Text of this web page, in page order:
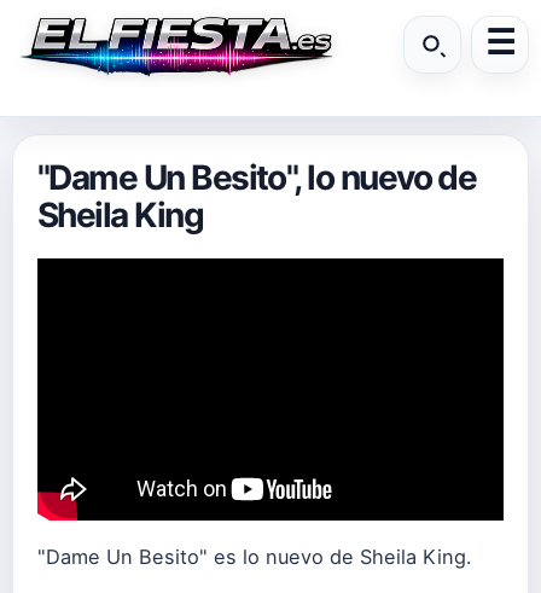
"Dame Un Besito", lo nuevo de
Sheila King
"Dame Un Besito" es lo nuevo de Sheila King.